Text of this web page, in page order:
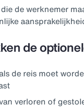
de werknemer
de
de reis moet
verloren of